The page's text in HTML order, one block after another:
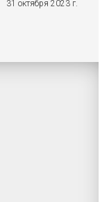
31 октября 2023 г.